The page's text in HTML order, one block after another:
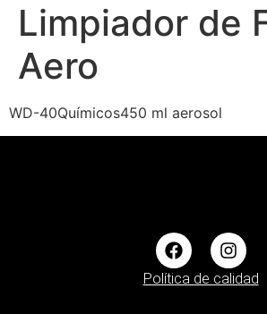
Limpiador de
Aero
WD-40Químicos450 ml aerosol
Política de calidad